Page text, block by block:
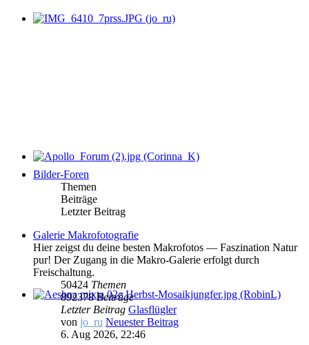
Bilder-Foren
Themen
Beiträge
Letzter Beitrag
Galerie Makrofotografie
Hier zeigst du deine besten Makrofotos — Faszination Natur
pur! Der Zugang in die Makro-Galerie erfolgt durch
Freischaltung.
50424 Themen
892378Beiträge
Letzter Beitrag Glasflügler
von jo_ru Neuester Beitrag
6. Aug 2026, 22:46